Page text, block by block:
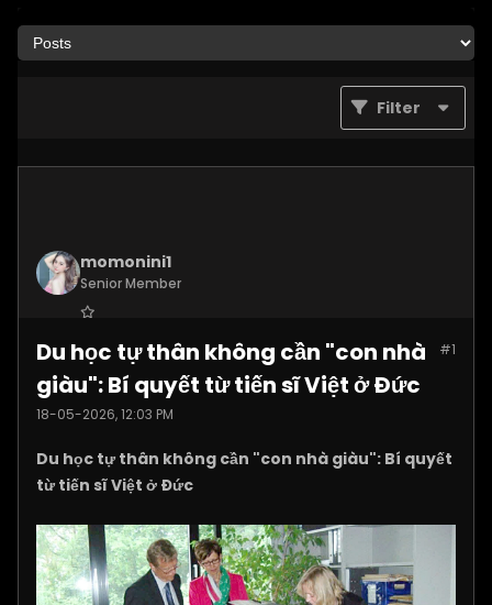
Filter
momonini1
Senior Member
Posts: 5399 #1
Du học tự thân không cần "con nhà
giàu": Bí quyết từ tiến sĩ Việt ở Đức
18-05-2026, 12:03 PM
Du học tự thân không cần "con nhà giàu": Bí quyết
từ tiến sĩ Việt ở Đức